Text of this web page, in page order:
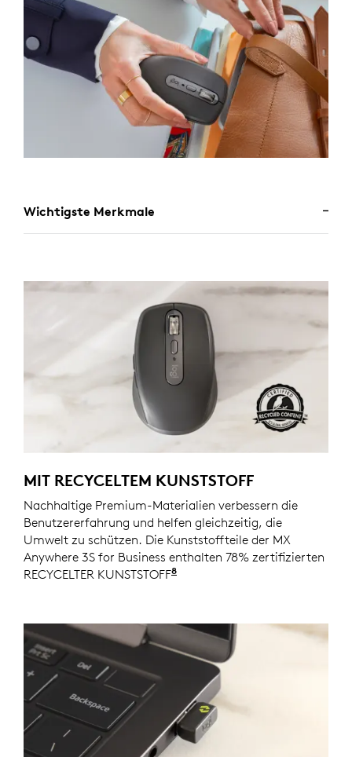
Wichtigste Merkmale
MIT RECYCELTEM KUNSTSTOFF
Nachhaltige Premium-Materialien verbessern die
Benutzererfahrung und helfen gleichzeitig, die
Umwelt zu schützen. Die Kunststoffteile der MX
Anywhere 3S for Business enthalten 78% zertifizierten
RECYCELTER KUNSTSTOFF8